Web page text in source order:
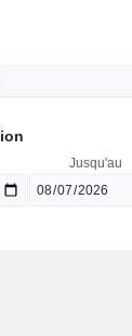
Jusqu'au